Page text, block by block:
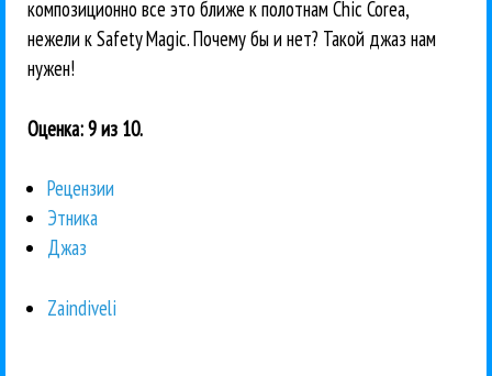
композиционно все это ближе к полотнам Chic Corea,
нежели к Safety Magic. Почему бы и нет? Такой джаз нам
нужен!
Оценка: 9 из 10.
Рецензии
Этника
Джаз
Zaindiveli